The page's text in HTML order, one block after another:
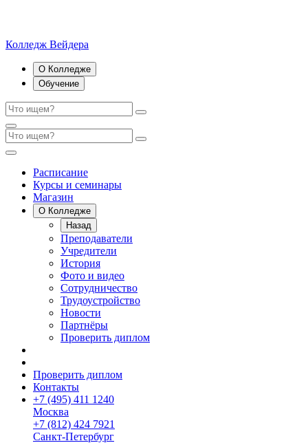
Колледж Вейдера
О Колледже
Обучение
Расписание
Курсы и семинары
Магазин
О Колледже
Назад
Преподаватели
Учредители
История
Фото и видео
Сотрудничество
Трудоустройство
Новости
Партнёры
Проверить диплом
Проверить диплом
Контакты
+7 (495) 411 1240
Москва
+7 (812) 424 7921
Санкт-Петербург